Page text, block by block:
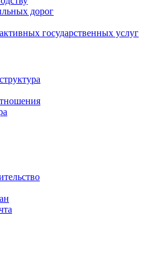
дорог